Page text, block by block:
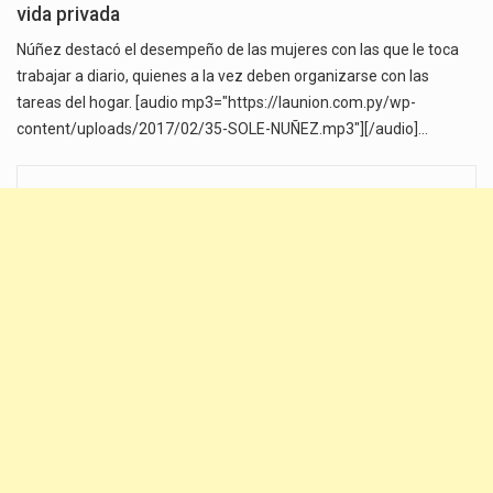
vida privada
Núñez destacó el desempeño de las mujeres con las que le toca
trabajar a diario, quienes a la vez deben organizarse con las
tareas del hogar. [audio mp3="https://launion.com.py/wp-
content/uploads/2017/02/35-SOLE-NUÑEZ.mp3"][/audio]…